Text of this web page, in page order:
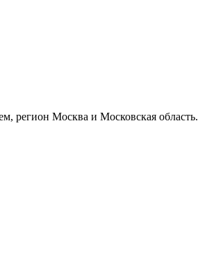
регион Москва и Московская область.